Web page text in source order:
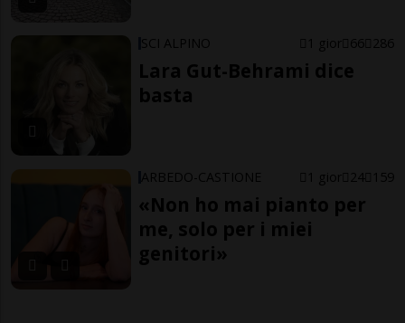
SCI ALPINO 1 gior 66 286
Lara Gut-Behrami dice
basta
ARBEDO-CASTIONE 1 gior 24 159
«Non ho mai pianto per
me, solo per i miei
genitori»